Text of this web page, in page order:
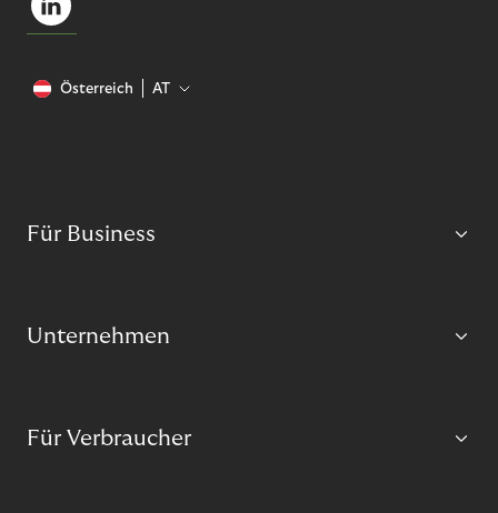
Österreich AT
Für Business
Unternehmen
Für Verbraucher